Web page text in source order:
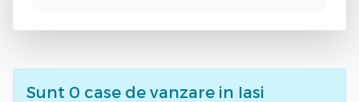
Sunt 0 case de vanzare in Iasi